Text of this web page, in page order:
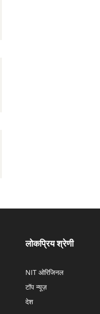
लोकप्रिय श्रेणी
NIT ओरिजिनल
टॉप न्यूज़
देश